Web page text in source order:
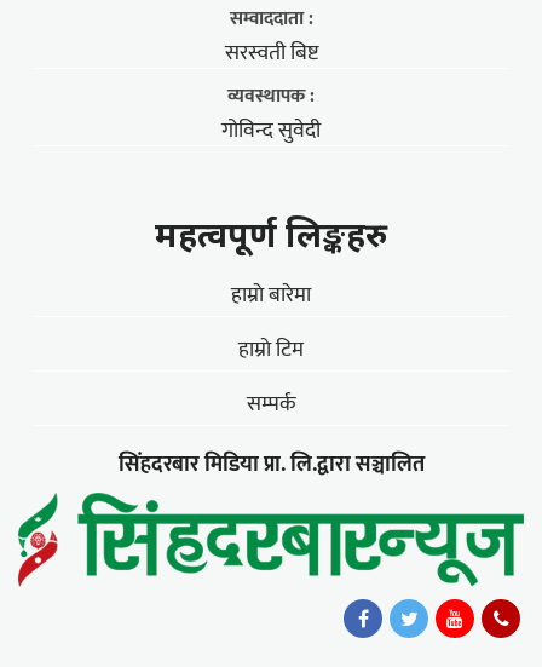
सम्वाददाता :
सरस्वती बिष्ट
व्यवस्थापक :
गोविन्द सुवेदी
महत्वपूर्ण लिङ्कहरु
हाम्राे बारेमा
हाम्राे टिम
सम्पर्क
सिंहदरबार मिडिया प्रा. लि.द्वारा सञ्चालित